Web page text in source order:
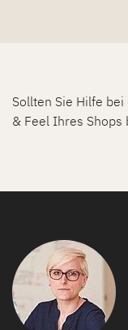
Sollten Sie Hilfe
& Feel Ihres Shops